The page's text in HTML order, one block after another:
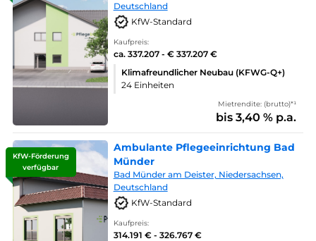
Deutschland
KfW-Standard
Kaufpreis:
ca. 337.207 - € 337.207 €
Klimafreundlicher Neubau (KFWG-Q+)
24 Einheiten
Mietrendite: (brutto)*¹
bis 3,40 % p.a.
KfW-Förderung
verfügbar
Ambulante Pflegeeinrichtung Bad
Münder
Bad Münder am Deister, Niedersachsen,
Deutschland
KfW-Standard
Kaufpreis:
314.191 € - 326.767 €